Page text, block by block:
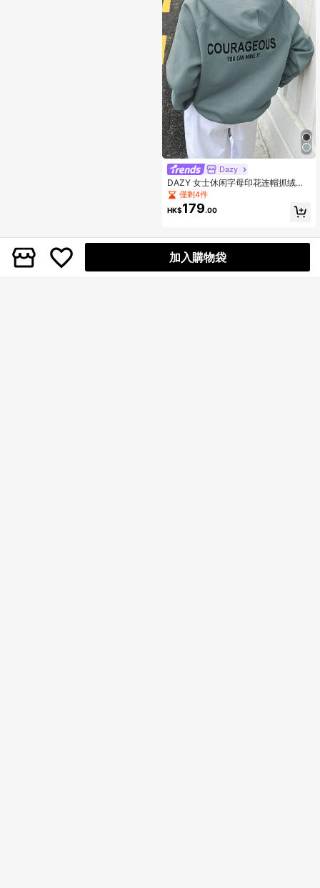
Dazy
DAZY 女士休闲字母印花连帽抓绒卫
衣，秋冬季
僅剩4件
HK$179.00
加入購物袋